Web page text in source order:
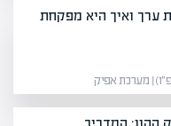
ערך ואיך היא מפקחת